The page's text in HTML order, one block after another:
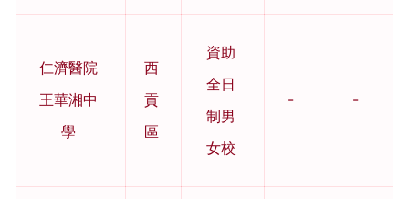
仁濟醫院
王華湘中
學
西
貢
區
資助
全日
制男
女校
- -